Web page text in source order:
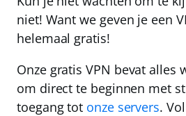
niet! Want we geven je een
helemaal gratis!
Onze gratis VPN bevat alles
om direct te beginnen met
toegang tot onze servers.